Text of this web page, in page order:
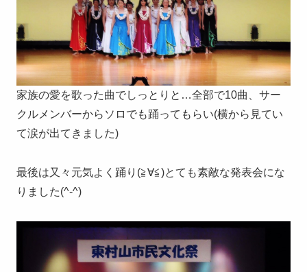
家族の愛を歌った曲でしっとりと…全部で10曲、サー
クルメンバーからソロでも踊ってもらい(横から見てい
て涙が出てきました)
最後は又々元気よく踊り(≧∀≦)とても素敵な発表会にな
りました(^-^)